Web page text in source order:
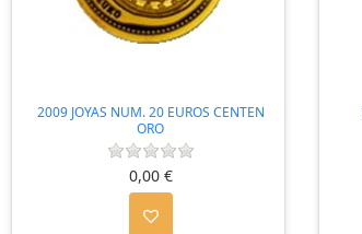
2009 JOYAS NUM. 20 EUROS CENTEN
ORO
0,00 €